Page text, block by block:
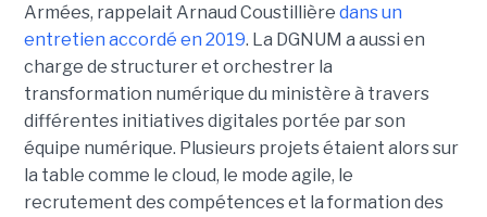
Armées, rappelait Arnaud Coustillière dans un
entretien accordé en 2019. La DGNUM a aussi en
charge de structurer et orchestrer la
transformation numérique du ministère à travers
différentes initiatives digitales portée par son
équipe numérique. Plusieurs projets étaient alors sur
la table comme le cloud, le mode agile, le
recrutement des compétences et la formation des